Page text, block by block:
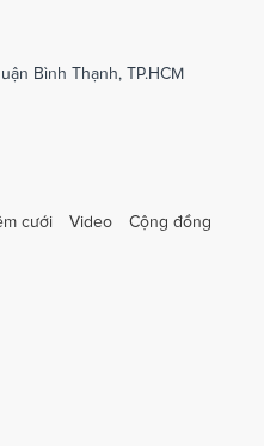
Bình Thạnh, TP.HCM
cưới Video Cộng đồng